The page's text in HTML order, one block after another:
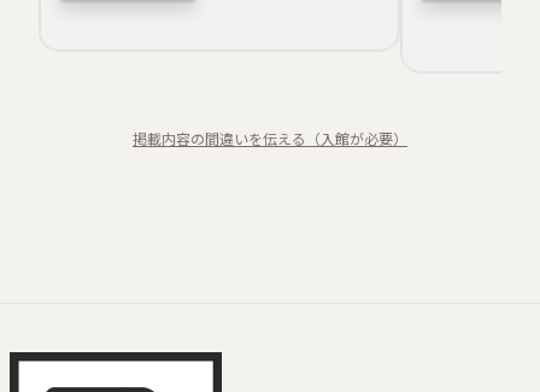
女性性の再解釈
掲載内容の間違いを伝える（入館が必要）